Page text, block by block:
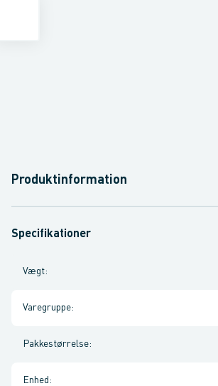
Produktinformation
Specifikationer
Vægt:
Varegruppe:
Pakkestørrelse:
Enhed :